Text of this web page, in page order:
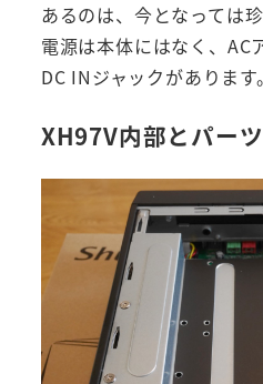
あるのは、今となっては
電源は本体にはなく、AC
DC INジャックがあります。
XH97V内部とパー